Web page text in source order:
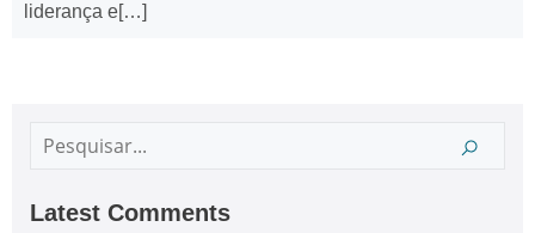
liderança e[…]
Latest Comments